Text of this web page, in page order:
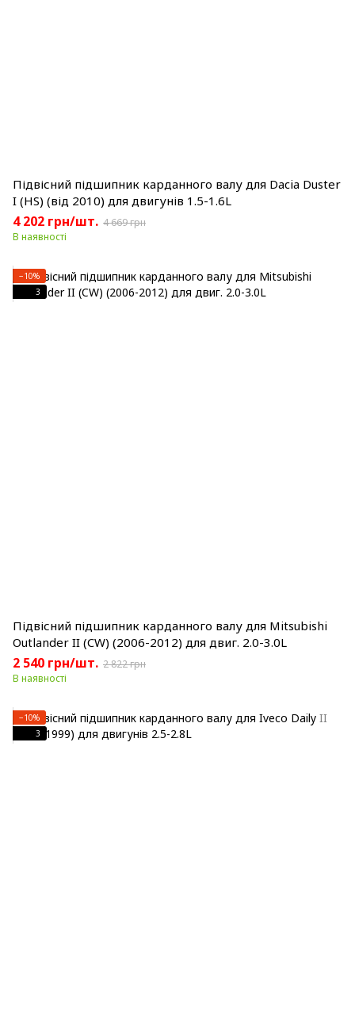
Підвісний підшипник карданного валу для Dacia Duster
I (HS) (від 2010) для двигунів 1.5-1.6L
4 202 грн/шт. 4 669 грн
В наявності
−10%
3
Підвісний підшипник карданного валу для Mitsubishi
Outlander II (CW) (2006-2012) для двиг. 2.0-3.0L
2 540 грн/шт. 2 822 грн
В наявності
−10%
3